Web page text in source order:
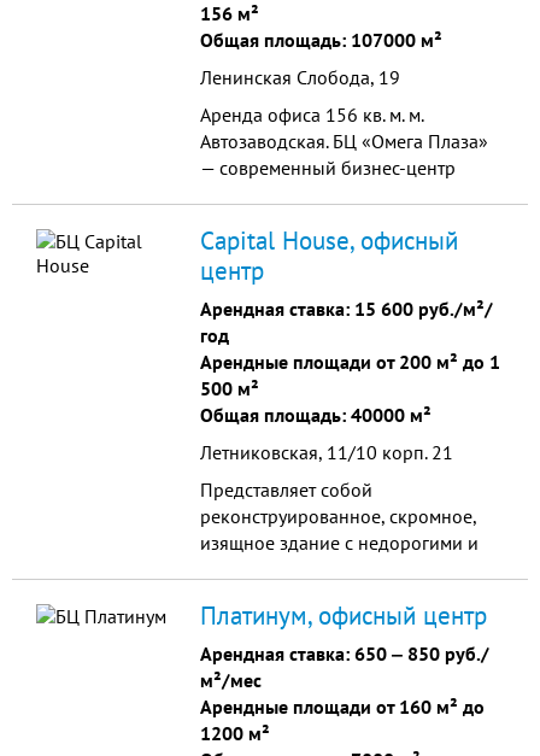
156 м²
Общая площадь: 107000 м²
Ленинская Слобода, 19
Аренда офиса 156 кв. м. м.
Автозаводская. БЦ «Омега Плаза»
— современный бизнес-центр
транспортной доступностью
Capital House, офисный
центр
Арендная ставка: 15 600 руб./м²/
год
Арендные площади от 200 м² до 1
500 м²
Общая площадь: 40000 м²
Летниковская, 11/10 корп. 21
Представляет собой
реконструированное, скромное,
изящное здание с недорогими и
которого включены все расходы и
платежи. Это отличное решение
для расположения бэк офиса или
старта молодой компании.
Платинум, офисный центр
Арендная ставка: 650 ‒ 850 руб./
м²/мес
Арендные площади от 160 м² до
1200 м²